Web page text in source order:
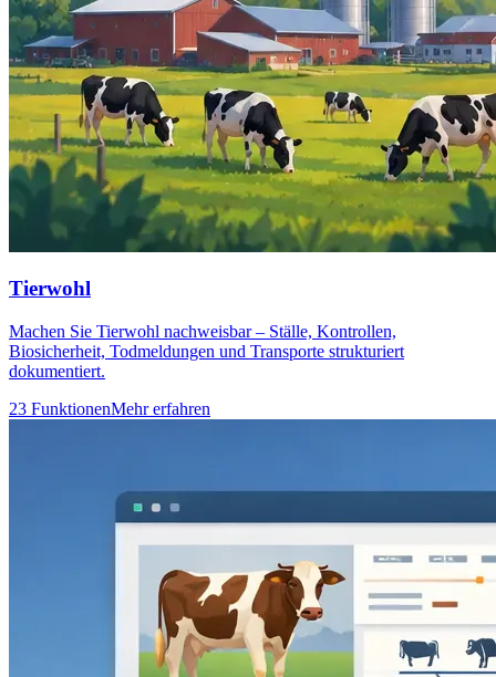
Tierwohl
Machen Sie Tierwohl nachweisbar – Ställe, Kontrollen,
Biosicherheit, Todmeldungen und Transporte strukturiert
dokumentiert.
23 FunktionenMehr erfahren